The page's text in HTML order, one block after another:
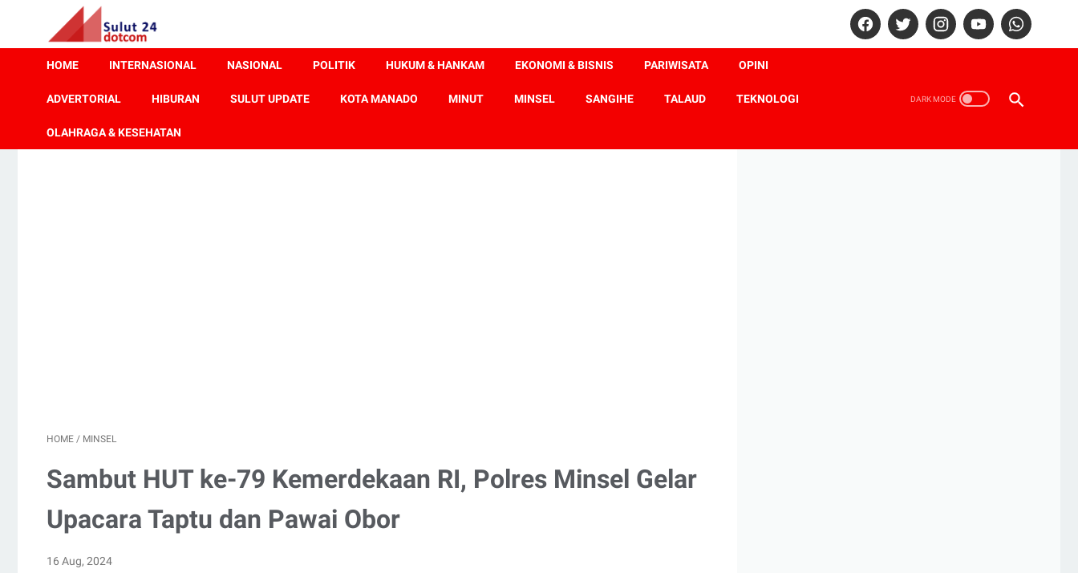
HOME INTERNASIONAL NASIONAL POLITIK HUKUM & HANKAM EKONOMI & BISNIS PARIWISATA OPINI
ADVERTORIAL HIBURAN SULUT UPDATE KOTA MANADO MINUT MINSEL SANGIHE TALAUD TEKNOLOGI
OLAHRAGA & KESEHATAN
HOME / MINSEL
Sambut HUT ke-79 Kemerdekaan RI, Polres Minsel Gelar
Upacara Taptu dan Pawai Obor
16 Aug, 2024